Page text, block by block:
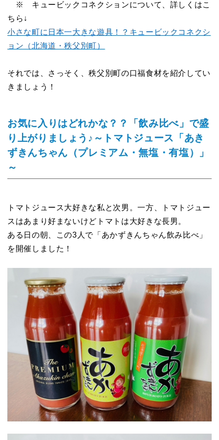
※ キュービックコネクションについて、詳しくはこ
ちら↓
小さな町に日本一大きな遊具！？キュービックコネクシ
ョン（北海道・秩父別町）
それでは、さっそく、秩父別町の口福食材を紹介してい
きましょう！
お気に入りはどれかな？？「飲み比べ」で盛
り上がりましょう♪～トマトジュース「あき
ずきんちゃん（プレミアム・無塩・有塩）」
～
トマトジュース大好きな私と次男。一方、トマトジュー
スはあまり好まないけどトマトは大好きな長男。
ある日の朝、この3人で「あかずきんちゃん飲み比べ」
を開催しました！